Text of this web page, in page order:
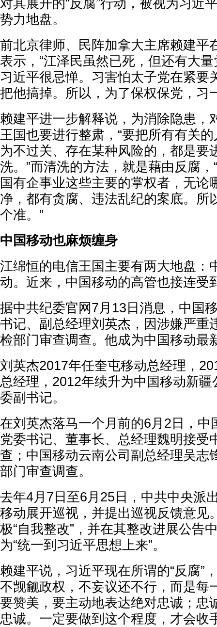
对其展开的“反腐”行动，被视为习近
势力地盘。
前北京律师、民阵加拿大主席赖建平
表示，“江泽民虽然已死，但还有大
习近平很忌惮。习害怕太子党在紧要
把他搞掉。所以，为了保权保党，习
赖建平进一步解释说，为消除隐患，
王国也要进行整肃，“要把所有有关
为不过关、存在某种风险的，都是要
洗。”而清洗的方法，就是藉由反腐
国有企事业这些主要的掌权者，无论
净，都有贪腐、违法乱纪的案底。所
个准。”
中国移动也麻烦缠身
江绵恒的电信王国主要有两大地盘：
动。近来，中国移动的高管也接连受
据中共纪委官网7月13日消息，中国
书记、副总经理刘英杰，因涉嫌严重
检部门审查调查。他成为中国移动最
刘英杰2017年任奎屯移动总经理，
总经理，2012年续升为中国移动新
委副书记。
在刘英杰落马一个月前的6月2日，中
党委书记、董事长、总经理魏明接受
查；中国移动云南公司副总经理吴志
部门审查调查。
去年4月7日至6月25日，中共中央派
移动展开巡视，并提出巡视反馈意见
极“自我整改”，并在其整改进展公告
为“统一到习近平思想上来”。
赖建平说，习近平现在所谓的“反腐”
不觊觎政权，不妄议还不行，而是每
要赞美，要主动地表达绝对忠诚；忠
忠诚。一定要做到这个程度，才会收